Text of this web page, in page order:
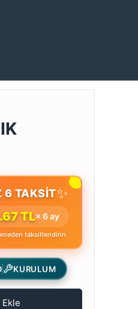
6 TAKSİT✨
TL× 6 ay
taksitlendirin
KURULUM